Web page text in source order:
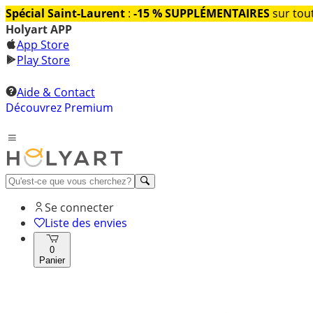
Spécial Saint-Laurent : -15 % SUPPLÉMENTAIRESsur
Holyart APP
App Store
Play Store
Aide & Contact
Découvrez Premium
Se connecter
Liste des envies
0
Panier